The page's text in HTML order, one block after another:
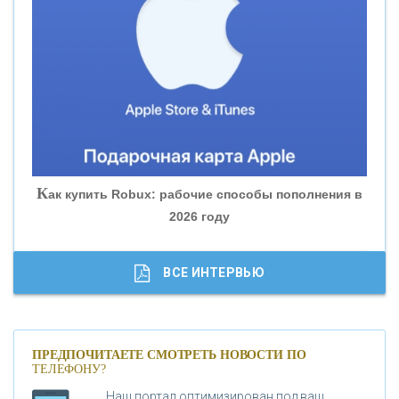
«ВНЕШПРОМБАНК»
«БАНК ГЛОБЭКС»
«СОВКОМБАНК»
«ГАЗПРОМБАНК»
«МОСКОВСКИЙ КРЕДИТНЫЙ БАНК»
Как купить Robux: рабочие способы пополнения в
2026 году
ВСЕ ИНТЕРВЬЮ
ПРЕДПОЧИТАЕТЕ СМОТРЕТЬ НОВОСТИ ПО
ТЕЛЕФОНУ?